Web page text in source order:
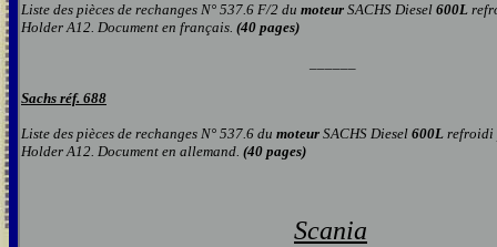
Liste des pièces de rechanges N° 537.6 F/2 du moteur SACHS Diesel 600L
Holder A12. Document en français. (40 pages)
Sachs réf. 688
Liste des pièces de rechanges N° 537.6 du moteur SACHS Diesel 600L refroidi
Holder A12. Document en allemand. (40 pages)
Scania